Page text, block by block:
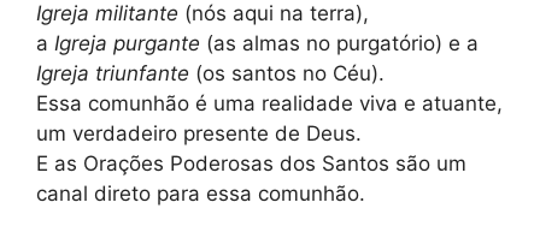
Igreja militante (nós aqui na terra),
a Igreja purgante (as almas no purgatório) e a
Igreja triunfante (os santos no Céu).
Essa comunhão é uma realidade viva e atuante,
um verdadeiro presente de Deus.
E as Orações Poderosas dos Santos são um
canal direto para essa comunhão.